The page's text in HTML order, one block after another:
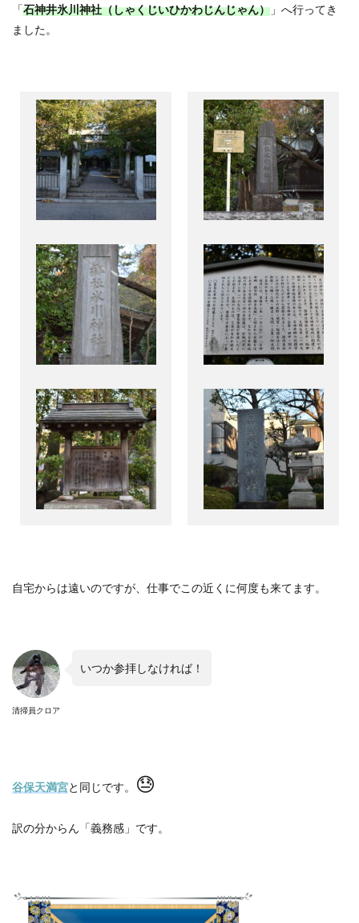
「石神井氷川神社（しゃくじいひかわじんじゃん） 」へ行ってき
ました。
自宅からは遠いのですが、仕事でこの近くに何度も来てます。
清掃員クロア
いつか参拝しなければ！
谷保天満宮と同じです。 😓
訳の分からん「義務感」です。